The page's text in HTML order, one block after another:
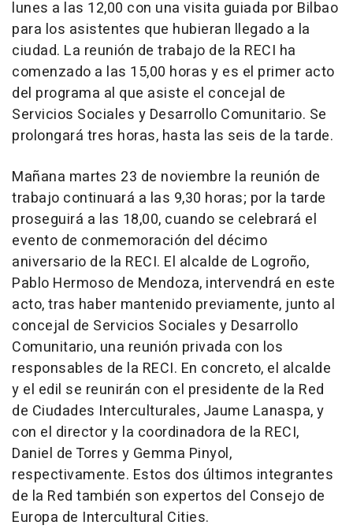
lunes a las 12,00 con una visita guiada por Bilbao
para los asistentes que hubieran llegado a la
ciudad. La reunión de trabajo de la RECI ha
comenzado a las 15,00 horas y es el primer acto
del programa al que asiste el concejal de
Servicios Sociales y Desarrollo Comunitario. Se
prolongará tres horas, hasta las seis de la tarde.
Mañana martes 23 de noviembre la reunión de
trabajo continuará a las 9,30 horas; por la tarde
proseguirá a las 18,00, cuando se celebrará el
evento de conmemoración del décimo
aniversario de la RECI. El alcalde de Logroño,
Pablo Hermoso de Mendoza, intervendrá en este
acto, tras haber mantenido previamente, junto al
concejal de Servicios Sociales y Desarrollo
Comunitario, una reunión privada con los
responsables de la RECI. En concreto, el alcalde
y el edil se reunirán con el presidente de la Red
de Ciudades Interculturales, Jaume Lanaspa, y
con el director y la coordinadora de la RECI,
Daniel de Torres y Gemma Pinyol,
respectivamente. Estos dos últimos integrantes
de la Red también son expertos del Consejo de
Europa de Intercultural Cities.